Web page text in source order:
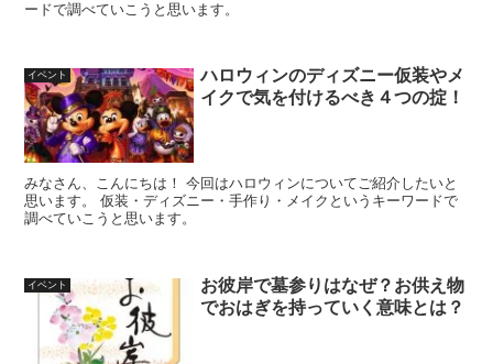
ードで調べていこうと思います。
イベント
ハロウィンのディズニー仮装やメ
イクで気を付けるべき４つの掟！
みなさん、こんにちは！ 今回はハロウィンについてご紹介したいと
思います。 仮装・ディズニー・手作り・メイクというキーワードで
調べていこうと思います。
イベント
お彼岸で墓参りはなぜ？お供え物
でおはぎを持っていく意味とは？